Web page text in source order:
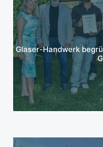
Glaser-Handwerk
Mehr